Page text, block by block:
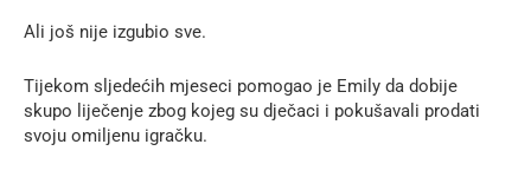
Ali još nije izgubio sve.
Tijekom sljedećih mjeseci pomogao je Emily da dobije
skupo liječenje zbog kojeg su dječaci i pokušavali prodati
svoju omiljenu igračku.